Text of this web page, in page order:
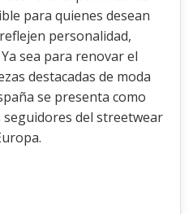
para quienes desean
personalidad,
sea para renovar el
destacadas de moda
se presenta como
del streetwear